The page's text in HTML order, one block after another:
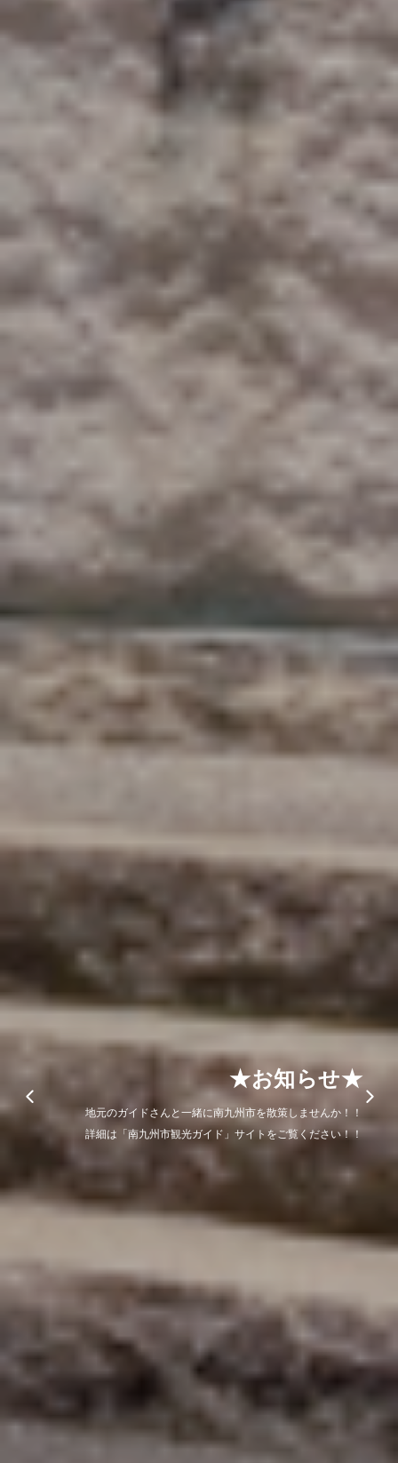
「みなたび」体験一覧
南九州市でしか出来ない「体験」をしてみませんか。
詳細は、下記「観光体験予約サイト みなたび」でご覧ください。